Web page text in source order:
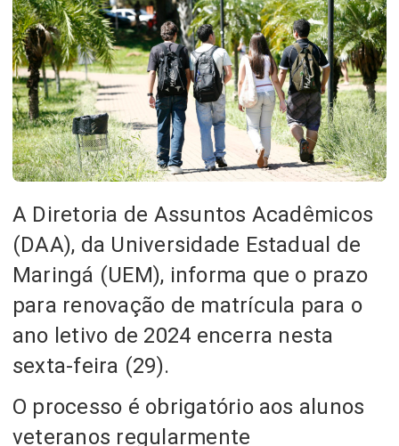
A Diretoria de Assuntos Acadêmicos
(DAA), da Universidade Estadual de
Maringá (UEM), informa que o prazo
para renovação de matrícula para o
ano letivo de 2024 encerra nesta
sexta-feira (29).
O processo é obrigatório aos alunos
veteranos regularmente